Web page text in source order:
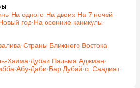
·На одного·На двоих·На 7 ночей·
год·На осенние каникулы·
·Страны Ближнего Востока
Хайма·Дубай Пальма·Аджман·
·Абу-Даби·Бар Дубай·о. Саадият·